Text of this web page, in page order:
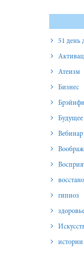
51 день
Атеизм
Бизнес
Будущее
Вебинар
гипноз
истории